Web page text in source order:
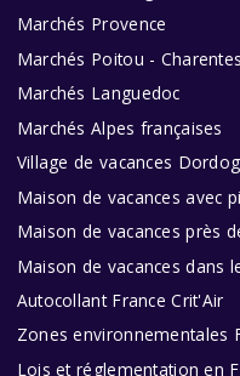
Marchés Provence
Marchés Poitou - Charentes
Marchés Languedoc
Marchés Alpes françaises
Village de vacances
Maison de vacances avec
Maison de vacances près
Maison de vacances dans
Autocollant France Crit'Air
Zones environnementales
Lois et réglementation en